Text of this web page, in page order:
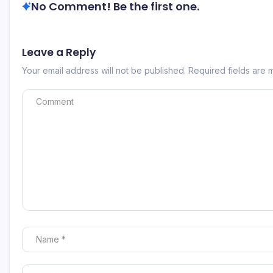
No Comment! Be the first one.
Leave a Reply
Your email address will not be published. Required fields are